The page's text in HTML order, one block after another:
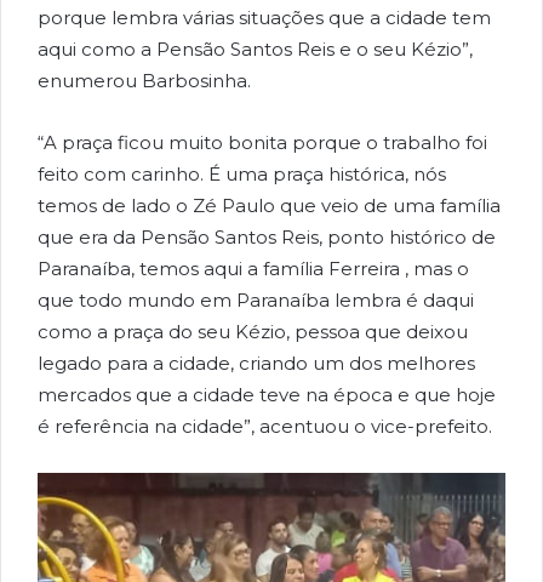
porque lembra várias situações que a cidade tem
aqui como a Pensão Santos Reis e o seu Kézio”,
enumerou Barbosinha.
“A praça ficou muito bonita porque o trabalho foi
feito com carinho. É uma praça histórica, nós
temos de lado o Zé Paulo que veio de uma família
que era da Pensão Santos Reis, ponto histórico de
Paranaíba, temos aqui a família Ferreira , mas o
que todo mundo em Paranaíba lembra é daqui
como a praça do seu Kézio, pessoa que deixou
legado para a cidade, criando um dos melhores
mercados que a cidade teve na época e que hoje
é referência na cidade”, acentuou o vice-prefeito.